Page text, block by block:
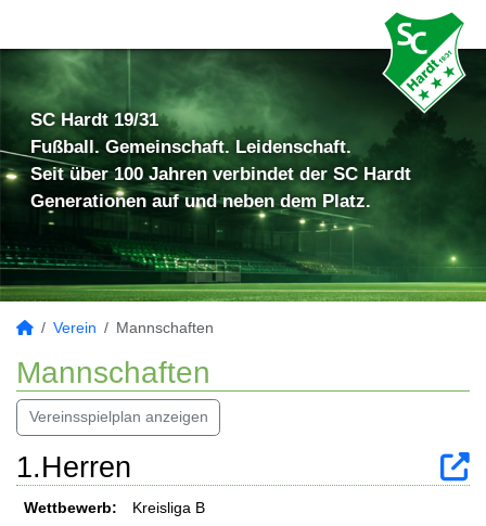
SC Hardt 19/31
Fußball. Gemeinschaft. Leidenschaft.
Seit über 100 Jahren verbindet der SC Hardt
Generationen auf und neben dem Platz.
Verein Mannschaften
Mannschaften
Vereinsspielplan anzeigen
1.Herren
Wettbewerb:
Kreisliga B